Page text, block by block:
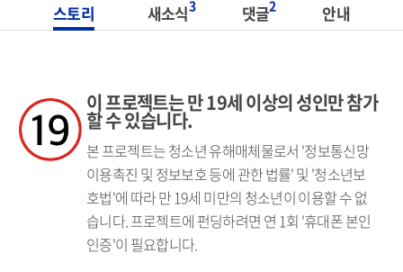
스토리 새소식3 댓글2 안내
이 프로젝트는 만 19세 이상의 성인만 참가
할 수 있습니다.
본 프로젝트는 청소년 유해매체물로서 '정보통신망
이용촉진 및 정보보호 등에 관한 법률' 및 '청소년보
호법'에 따라 만 19세 미만의 청소년이 이용할 수 없
습니다. 프로젝트에 펀딩하려면 연 1회 '휴대폰 본인
인증'이 필요합니다.